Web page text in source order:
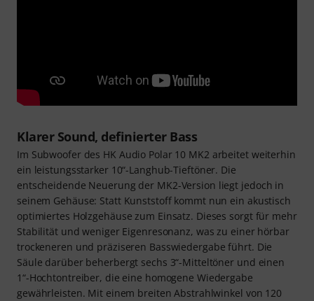
Klarer Sound, definierter Bass
Im Subwoofer des HK Audio Polar 10 MK2 arbeitet weiterhin
ein leistungsstarker 10“-Langhub-Tieftöner. Die
entscheidende Neuerung der MK2-Version liegt jedoch in
seinem Gehäuse: Statt Kunststoff kommt nun ein akustisch
optimiertes Holzgehäuse zum Einsatz. Dieses sorgt für mehr
Stabilität und weniger Eigenresonanz, was zu einer hörbar
trockeneren und präziseren Basswiedergabe führt. Die
Säule darüber beherbergt sechs 3“-Mitteltöner und einen
1“-Hochtontreiber, die eine homogene Wiedergabe
gewährleisten. Mit einem breiten Abstrahlwinkel von 120